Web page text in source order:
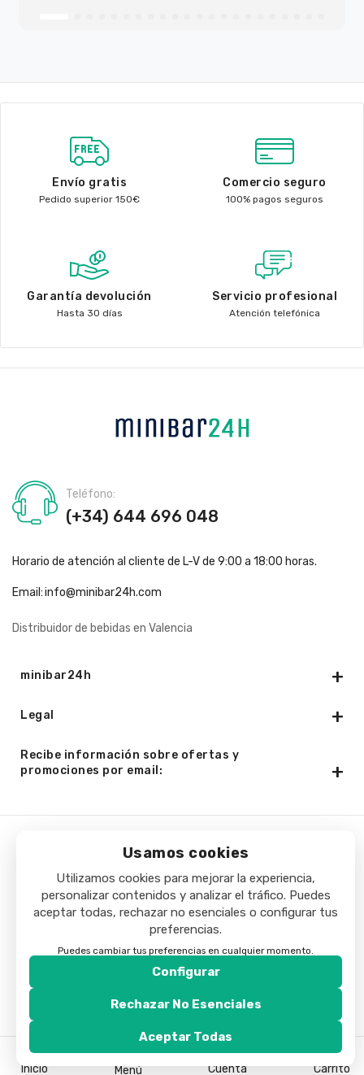
Usamos cookies
Utilizamos cookies para mejorar la experiencia,
personalizar contenidos y analizar el tráfico. Puedes
aceptar todas, rechazar no esenciales o configurar tus
preferencias.
Puedes cambiar tus preferencias en cualquier momento.
Configurar
Rechazar No Esenciales
Aceptar Todas
Envío gratis
Pedido superior 150€
Comercio seguro
100% pagos seguros
Garantía devolución
Hasta 30 días
Servicio profesional
Atención telefónica
Teléfono:
(+34) 644 696 048
Horario de atención al cliente de L-V de 9:00 a 18:00 horas.
Email:info@minibar24h.com
Distribuidor de bebidas en Valencia
minibar24h
Legal
Recibe información sobre ofertas y
promociones por email:
Copyright © 2025 - Minibar24h.com. Todos los derechos
reservados.
Inicio Menú Cuenta Carrito